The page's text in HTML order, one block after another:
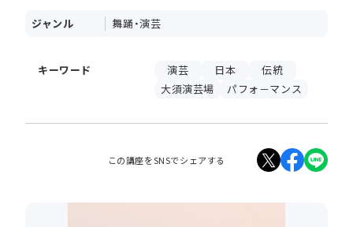
ジャンル 舞踊・演芸
キーワード 演芸 日本
伝統
大須演芸場
パフォ－マンス
この講座をSNSでシェアする